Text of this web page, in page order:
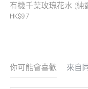
有機千葉玫瑰花水 (純
HK$97
你可能會喜歡 來自